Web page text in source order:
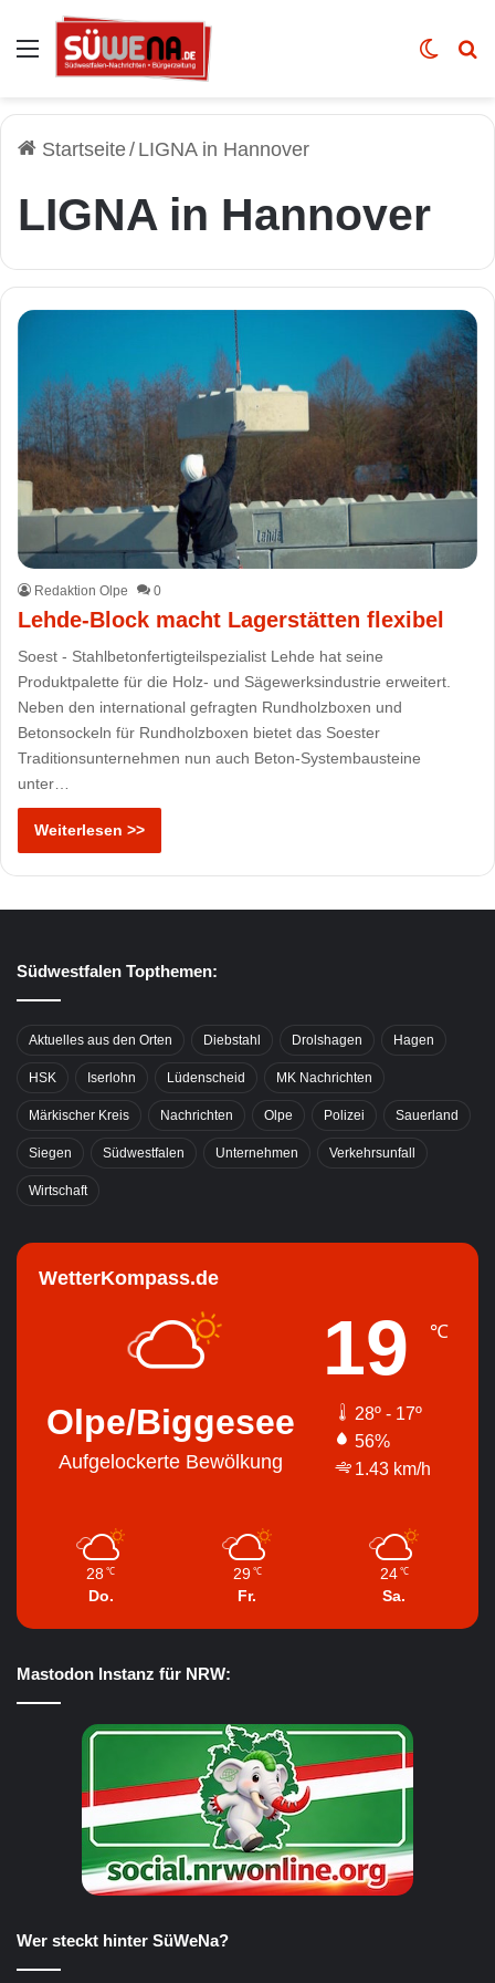
Auswahl Skin
Startseite/ LIGNA in Hannover
LIGNA in Hannover
Redaktion Olpe 0
Lehde-Block macht Lagerstätten flexibel
Soest - Stahlbetonfertigteilspezialist Lehde hat seine
Produktpalette für die Holz- und Sägewerksindustrie erweitert.
Neben den international gefragten Rundholzboxen und
Betonsockeln für Rundholzboxen bietet das Soester
Traditionsunternehmen nun auch Beton-Systembausteine
unter…
Weiterlesen >>
Südwestfalen Topthemen:
Aktuelles aus den Orten Diebstahl Drolshagen Hagen
HSK Iserlohn Lüdenscheid MK Nachrichten
Märkischer Kreis Nachrichten Olpe Polizei Sauerland
Siegen Südwestfalen Unternehmen Verkehrsunfall
Wirtschaft
WetterKompass.de
Olpe/Biggesee
Aufgelockerte Bewölkung
19 ℃
28º - 17º
56%
1.43 km/h
28 ℃
Do.
29 ℃
Fr.
24 ℃
Sa.
Mastodon Instanz für NRW:
Wer steckt hinter SüWeNa?